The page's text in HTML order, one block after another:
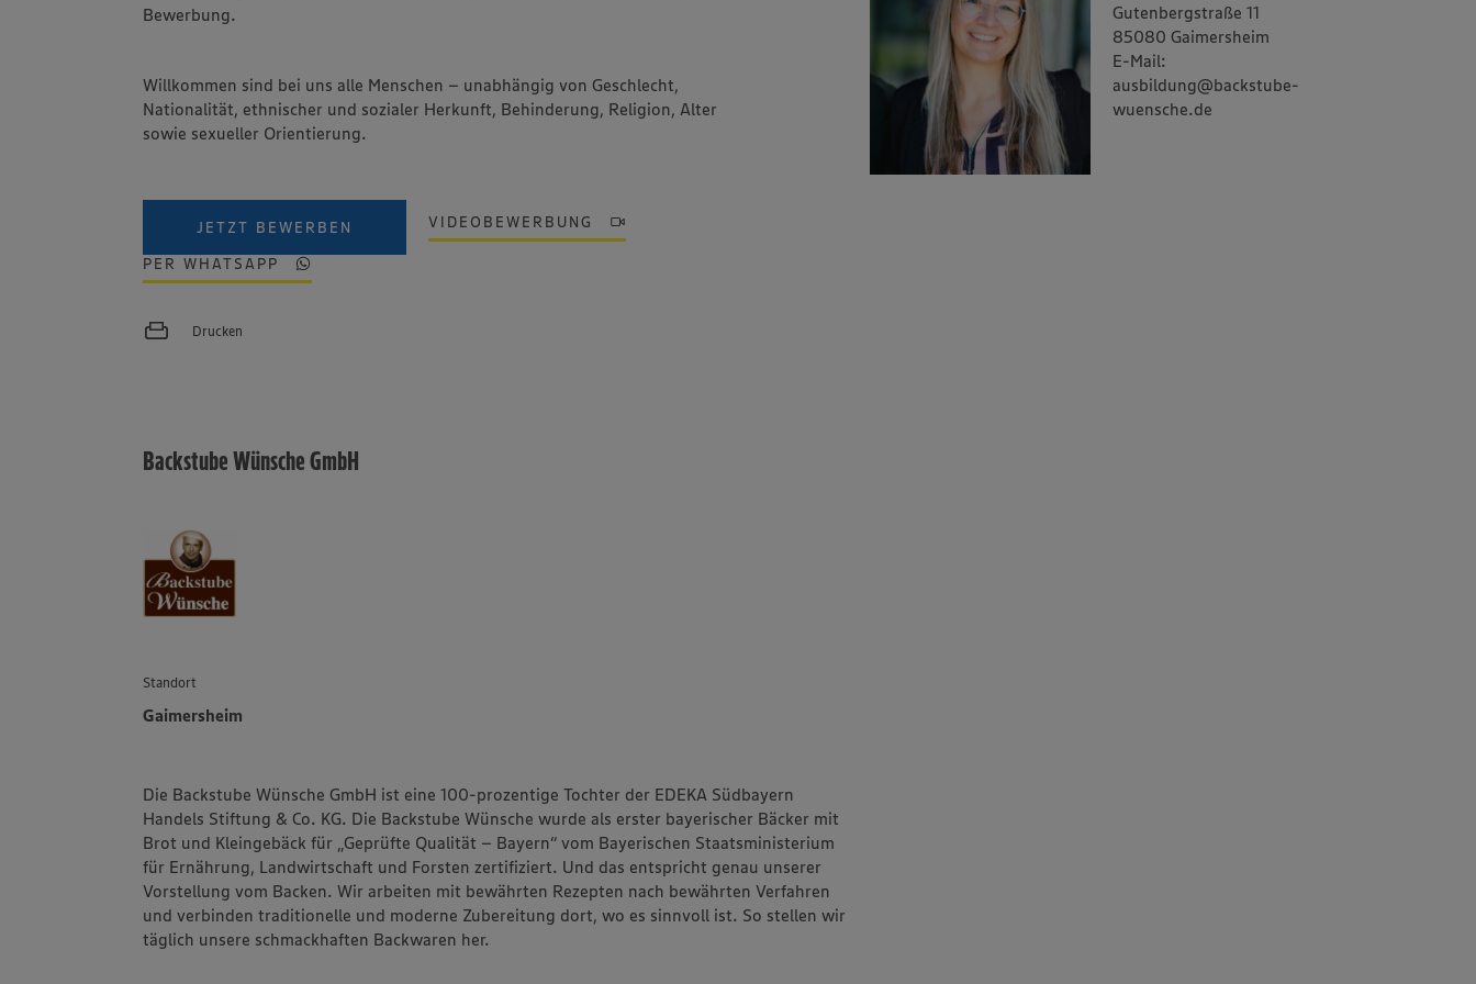
Bewerbung.
Willkommen sind bei uns alle Menschen – unabhängig von Geschlecht,
Nationalität, ethnischer und sozialer Herkunft, Behinderung, Religion, Alter
sowie sexueller Orientierung.
JETZT BEWERBEN VIDEOBEWERBUNG
PER WHATSAPP
Drucken
Gutenbergstraße 11
85080 Gaimersheim
E-Mail:
ausbildung@backstube-
wuensche.de
Backstube Wünsche GmbH
Standort
Gaimersheim
Die Backstube Wünsche GmbH ist eine 100-prozentige Tochter der EDEKA Südbayern
Handels Stiftung & Co. KG. Die Backstube Wünsche wurde als erster bayerischer Bäcker mit
Brot und Kleingebäck für „Geprüfte Qualität – Bayern“ vom Bayerischen Staatsministerium
für Ernährung, Landwirtschaft und Forsten zertifiziert. Und das entspricht genau unserer
Vorstellung vom Backen. Wir arbeiten mit bewährten Rezepten nach bewährten Verfahren
und verbinden traditionelle und moderne Zubereitung dort, wo es sinnvoll ist. So stellen wir
täglich unsere schmackhaften Backwaren her.